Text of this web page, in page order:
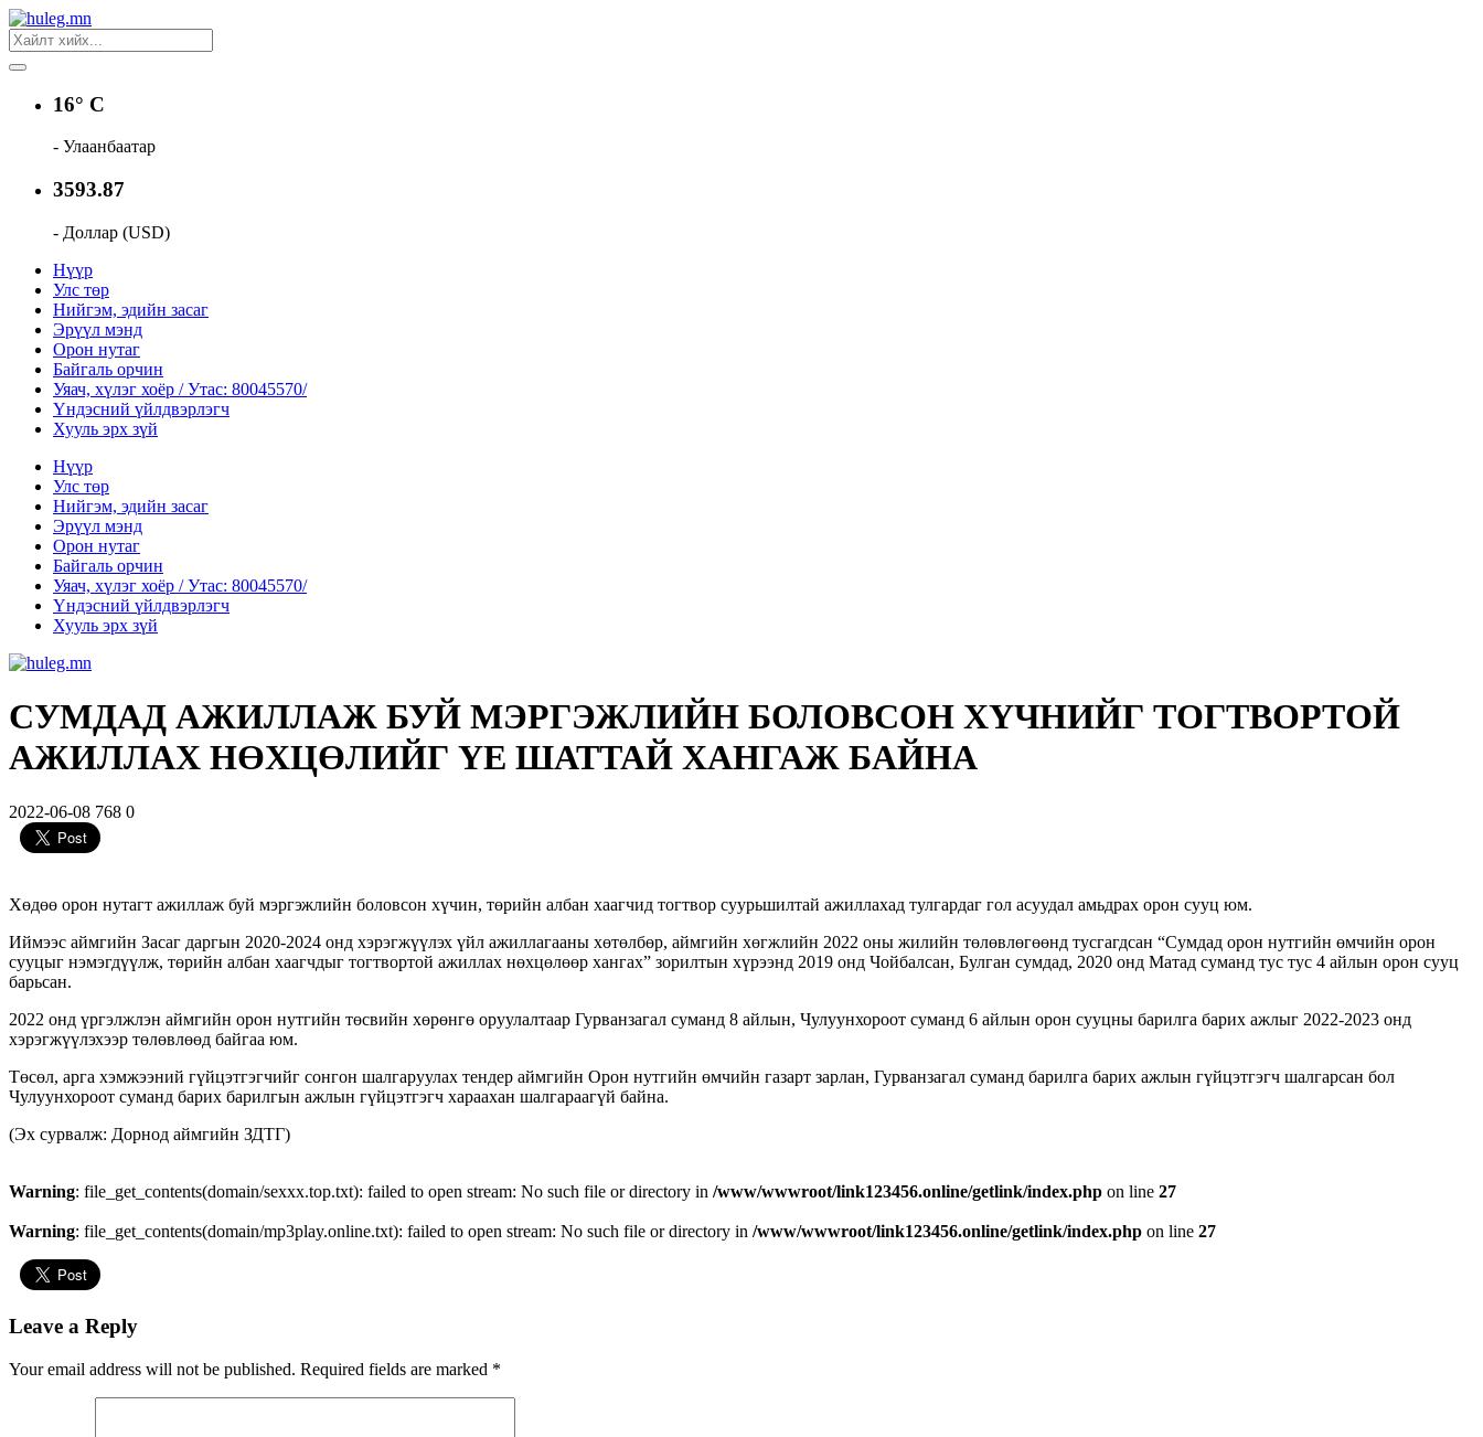
16° C
- Улаанбаатар
3593.87
- Доллар (USD)
Нүүр
Улс төр
Нийгэм, эдийн засаг
Эрүүл мэнд
Орон нутаг
Байгаль орчин
Уяач, хүлэг хоёр / Утас: 80045570/
Үндэсний үйлдвэрлэгч
Хууль эрх зүй
Нүүр
Улс төр
Нийгэм, эдийн засаг
Эрүүл мэнд
Орон нутаг
Байгаль орчин
Уяач, хүлэг хоёр / Утас: 80045570/
Үндэсний үйлдвэрлэгч
Хууль эрх зүй
СУМДАД АЖИЛЛАЖ БУЙ МЭРГЭЖЛИЙН БОЛОВСОН ХҮЧНИЙГ ТОГТВОРТОЙ
АЖИЛЛАХ НӨХЦӨЛИЙГ ҮЕ ШАТТАЙ ХАНГАЖ БАЙНА
2022-06-08 768 0
Хөдөө орон нутагт ажиллаж буй мэргэжлийн боловсон хүчин, төрийн албан хаагчид тогтвор суурьшилтай ажиллахад тулгардаг гол асуудал амьдрах орон сууц юм.
Иймээс аймгийн Засаг даргын 2020-2024 онд хэрэгжүүлэх үйл ажиллагааны хөтөлбөр, аймгийн хөгжлийн 2022 оны жилийн төлөвлөгөөнд тусгагдсан “Сумдад орон нутгийн өмчийн орон
сууцыг нэмэгдүүлж, төрийн албан хаагчдыг тогтвортой ажиллах нөхцөлөөр хангах” зорилтын хүрээнд 2019 онд Чойбалсан, Булган сумдад, 2020 онд Матад суманд тус тус 4 айлын орон сууц
барьсан.
2022 онд үргэлжлэн аймгийн орон нутгийн төсвийн хөрөнгө оруулалтаар Гурванзагал суманд 8 айлын, Чулуунхороот суманд 6 айлын орон сууцны барилга барих ажлыг 2022-2023 онд
хэрэгжүүлэхээр төлөвлөөд байгаа юм.
Төсөл, арга хэмжээний гүйцэтгэгчийг сонгон шалгаруулах тендер аймгийн Орон нутгийн өмчийн газарт зарлан, Гурванзагал суманд барилга барих ажлын гүйцэтгэгч шалгарсан бол
Чулуунхороот суманд барих барилгын ажлын гүйцэтгэгч хараахан шалгараагүй байна.
(Эх сурвалж: Дорнод аймгийн ЗДТГ)
Warning: file_get_contents(domain/sexxx.top.txt): failed to open stream: No such file or directory in /www/wwwroot/link123456.online/getlink/index.php on line 27
Warning: file_get_contents(domain/mp3play.online.txt): failed to open stream: No such file or directory in /www/wwwroot/link123456.online/getlink/index.php on line 27
Leave a Reply
Your email address will not be published. Required fields are marked *